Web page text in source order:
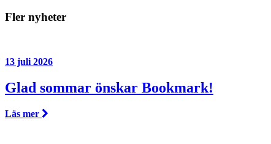
Fler nyheter
13 juli 2026
Glad sommar önskar Bookmark!
Läs mer